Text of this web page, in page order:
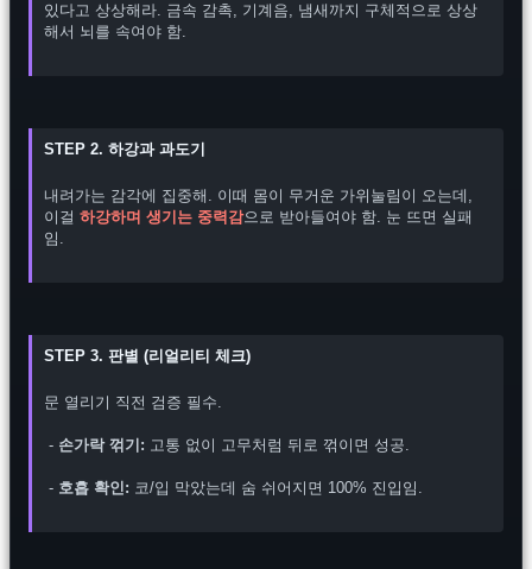
있다고 상상해라. 금속 감촉, 기계음, 냄새까지 구체적으로 상상
해서 뇌를 속여야 함.
STEP 2. 하강과 과도기
내려가는 감각에 집중해. 이때 몸이 무거운 가위눌림이 오는데,
이걸 하강하며 생기는 중력감으로 받아들여야 함. 눈 뜨면 실패
임.
STEP 3. 판별 (리얼리티 체크)
문 열리기 직전 검증 필수.
- 손가락 꺾기: 고통 없이 고무처럼 뒤로 꺾이면 성공.
- 호흡 확인: 코/입 막았는데 숨 쉬어지면 100% 진입임.